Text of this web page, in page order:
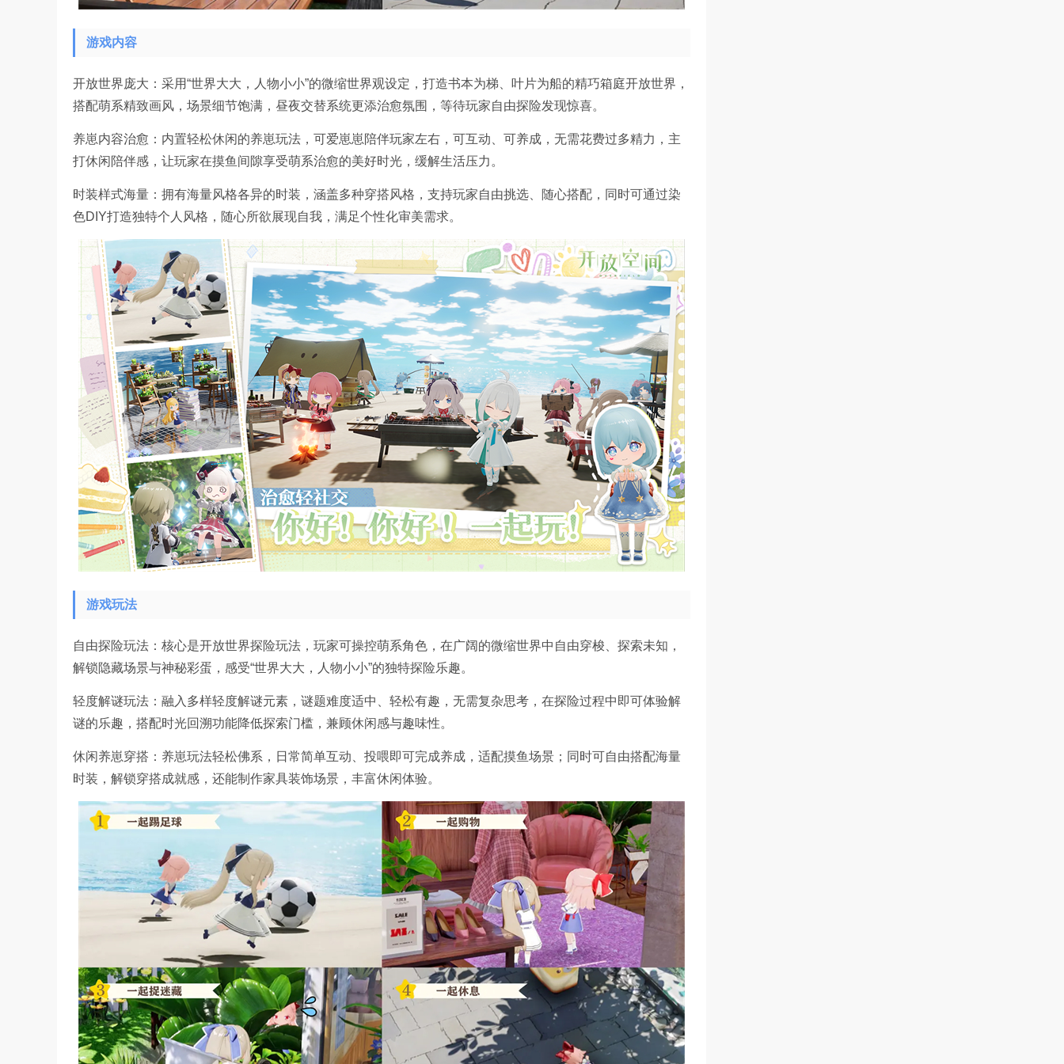
游戏内容
开放世界庞大：采用“世界大大，人物小小”的微缩世界观设定，打造书本为梯、叶片为船的精巧箱庭开放世界，
搭配萌系精致画风，场景细节饱满，昼夜交替系统更添治愈氛围，等待玩家自由探险发现惊喜。
养崽内容治愈：内置轻松休闲的养崽玩法，可爱崽崽陪伴玩家左右，可互动、可养成，无需花费过多精力，主
打休闲陪伴感，让玩家在摸鱼间隙享受萌系治愈的美好时光，缓解生活压力。
时装样式海量：拥有海量风格各异的时装，涵盖多种穿搭风格，支持玩家自由挑选、随心搭配，同时可通过染
色DIY打造独特个人风格，随心所欲展现自我，满足个性化审美需求。
游戏玩法
自由探险玩法：核心是开放世界探险玩法，玩家可操控萌系角色，在广阔的微缩世界中自由穿梭、探索未知，
解锁隐藏场景与神秘彩蛋，感受“世界大大，人物小小”的独特探险乐趣。
轻度解谜玩法：融入多样轻度解谜元素，谜题难度适中、轻松有趣，无需复杂思考，在探险过程中即可体验解
谜的乐趣，搭配时光回溯功能降低探索门槛，兼顾休闲感与趣味性。
休闲养崽穿搭：养崽玩法轻松佛系，日常简单互动、投喂即可完成养成，适配摸鱼场景；同时可自由搭配海量
时装，解锁穿搭成就感，还能制作家具装饰场景，丰富休闲体验。